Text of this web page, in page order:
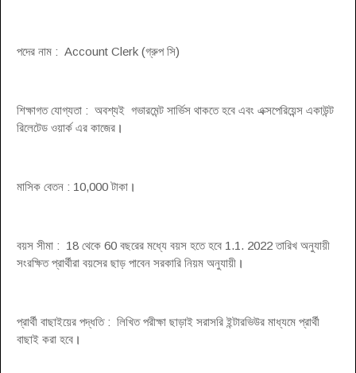
পদের নাম : Account Clerk (গ্রুপ সি)
শিক্ষাগত যোগ্যতা : অবশ্যই গভারমেন্ট সার্ভিস থাকতে হবে এবং এক্সপেরিয়েন্স একাউন্ট
রিলেটেড ওয়ার্ক এর কাজের ।
মাসিক বেতন : 10,000 টাকা ।
বয়স সীমা : 18 থেকে 60 বছরের মধ্যে বয়স হতে হবে 1.1. 2022 তারিখ অনুযায়ী
সংরক্ষিত প্রার্থীরা বয়সের ছাড় পাবেন সরকারি নিয়ম অনুযায়ী ।
প্রার্থী বাছাইয়ের পদ্ধতি : লিখিত পরীক্ষা ছাড়াই সরাসরি ইন্টারভিউর মাধ্যমে প্রার্থী
বাছাই করা হবে ।